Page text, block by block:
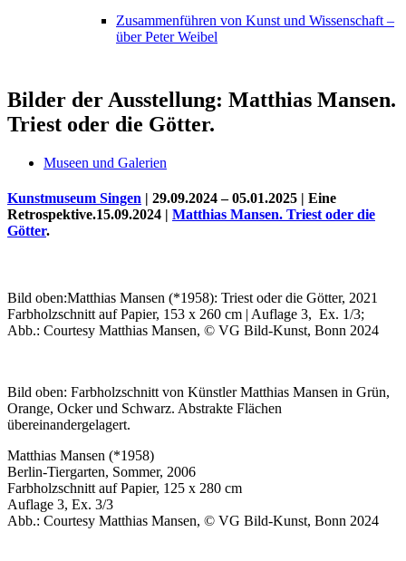
Zusammenführen von Kunst und Wissenschaft –
über Peter Weibel
Harald Schwiers
Bilder der Ausstellung: Matthias Mansen.
Triest oder die Götter.
Museen und Galerien
Kunstmuseum Singen | 29.09.2024 – 05.01.2025 | Eine
Retrospektive.15.09.2024 | Matthias Mansen. Triest oder die
Götter.
Bild oben:Matthias Mansen (*1958): Triest oder die Götter, 2021
Farbholzschnitt auf Papier, 153 x 260 cm | Auflage 3, Ex. 1/3;
Abb.: Courtesy Matthias Mansen, © VG Bild-Kunst, Bonn 2024
Bild oben: Farbholzschnitt von Künstler Matthias Mansen in Grün,
Orange, Ocker und Schwarz. Abstrakte Flächen
übereinandergelagert.
Matthias Mansen (*1958)
Berlin-Tiergarten, Sommer, 2006
Farbholzschnitt auf Papier, 125 x 280 cm
Auflage 3, Ex. 3/3
Abb.: Courtesy Matthias Mansen, © VG Bild-Kunst, Bonn 2024